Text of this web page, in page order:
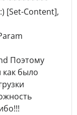
[Set-Content],
Поэтому
как было